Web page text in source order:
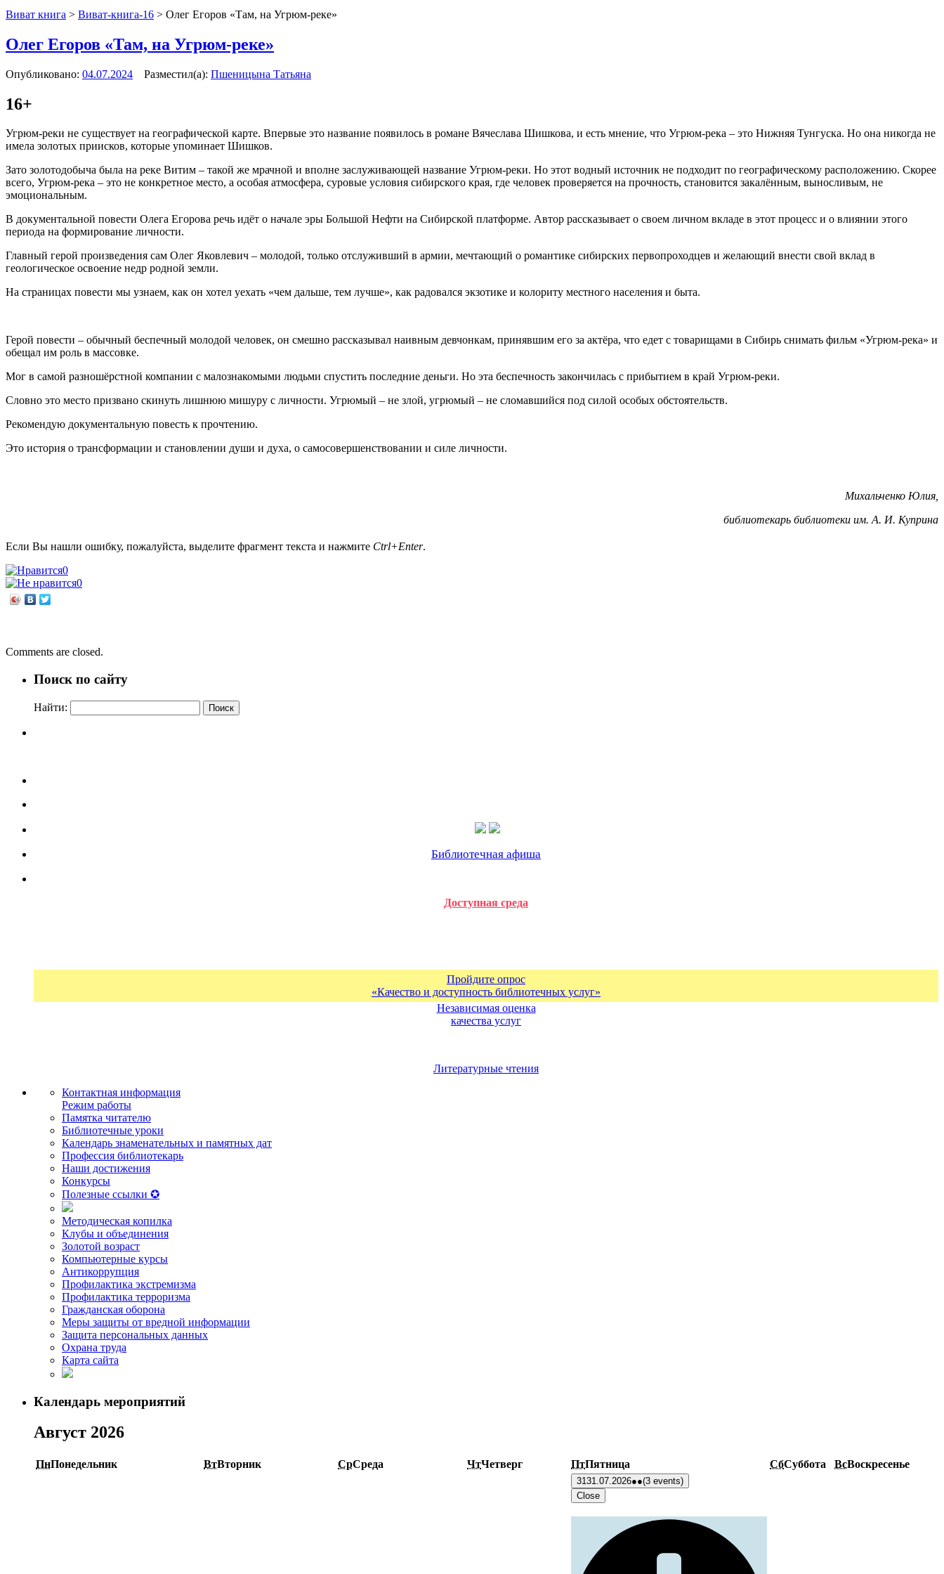
Виват книга > Виват-книга-16 > Олег Егоров «Там, на Угрюм-реке»
Олег Егоров «Там, на Угрюм-реке»
Опубликовано: 04.07.2024 Разместил(а): Пшеницына Татьяна
16+
Угрюм-реки не существует на географической карте. Впервые это название появилось в романе Вячеслава Шишкова, и есть мнение, что Угрюм-река – это Нижняя Тунгуска. Но она никогда не
имела золотых приисков, которые упоминает Шишков.
Зато золотодобыча была на реке Витим – такой же мрачной и вполне заслуживающей название Угрюм-реки. Но этот водный источник не подходит по географическому расположению. Скорее
всего, Угрюм-река – это не конкретное место, а особая атмосфера, суровые условия сибирского края, где человек проверяется на прочность, становится закалённым, выносливым, не
эмоциональным.
В документальной повести Олега Егорова речь идёт о начале эры Большой Нефти на Сибирской платформе. Автор рассказывает о своем личном вкладе в этот процесс и о влиянии этого
периода на формирование личности.
Главный герой произведения сам Олег Яковлевич – молодой, только отслуживший в армии, мечтающий о романтике сибирских первопроходцев и желающий внести свой вклад в
геологическое освоение недр родной земли.
На страницах повести мы узнаем, как он хотел уехать «чем дальше, тем лучше», как радовался экзотике и колориту местного населения и быта.
Герой повести – обычный беспечный молодой человек, он смешно рассказывал наивным девчонкам, принявшим его за актёра, что едет с товарищами в Сибирь снимать фильм «Угрюм-река» и
обещал им роль в массовке.
Мог в самой разношёрстной компании с малознакомыми людьми спустить последние деньги. Но эта беспечность закончилась с прибытием в край Угрюм-реки.
Словно это место призвано скинуть лишнюю мишуру с личности. Угрюмый – не злой, угрюмый – не сломавшийся под силой особых обстоятельств.
Рекомендую документальную повесть к прочтению.
Это история о трансформации и становлении души и духа, о самосовершенствовании и силе личности.
Михальченко Юлия,
библиотекарь библиотеки им. А. И. Куприна
Если Вы нашли ошибку, пожалуйста, выделите фрагмент текста и нажмите Ctrl+Enter.
0
0
Comments are closed.
Поиск по сайту
Найти:
Библиотечная афиша
Доступная среда
Пройдите опрос
«Качество и доступность библиотечных услуг»
Независимая оценка
качества услуг
Литературные чтения
Контактная информация
Режим работы
Памятка читателю
Библиотечные уроки
Календарь знаменательных и памятных дат
Профессия библиотекарь
Наши достижения
Конкурсы
Полезные ссылки ✪
Методическая копилка
Клубы и объединения
Золотой возраст
Компьютерные курсы
Антикоррупция
Профилактика экстремизма
Профилактика терроризма
Гражданская оборона
Меры защиты от вредной информации
Защита персональных данных
Охрана труда
Карта сайта
Календарь мероприятий
Август 2026
ПнПонедельник ВтВторник СрСреда ЧтЧетверг ПтПятница СбСуббота ВсВоскресенье
3131.07.2026●●(3 events)
Close